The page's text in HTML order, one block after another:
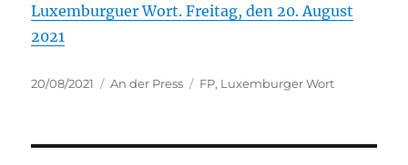
Luxemburguer Wort. Freitag, den 20. August
2021
Verëffentlecht
20/08/2021 Kategorien
An der Press Tags
FP, Luxemburger Wort